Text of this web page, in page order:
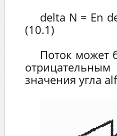
delta N = En
(10.1)
Поток может
значения угла